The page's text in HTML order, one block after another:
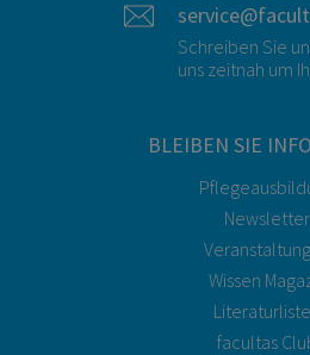
Schreiben Sie
uns zeitnah um
BLEIBEN SIE
Newsletter
Wissen
facultas